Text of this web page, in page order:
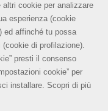
altri cookie per analizzare
esperienza (cookie
ed affinché tu possa
di profilazione).
presti il consenso
cookie” per
installare. Scopri di più